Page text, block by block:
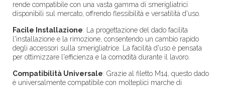
rende compatibile con una vasta gamma di smerigliatrici
disponibili sul mercato, offrendo flessibilità e versatilità d'uso.
Facile Installazione: La progettazione del dado facilita
l'installazione e la rimozione, consentendo un cambio rapido
degli accessori sulla smerigliatrice. La facilità d'uso è pensata
per ottimizzare l'efficienza e la comodità durante il lavoro.
Compatibilità Universale: Grazie al filetto M14, questo dado
è universalmente compatibile con molteplici marche di